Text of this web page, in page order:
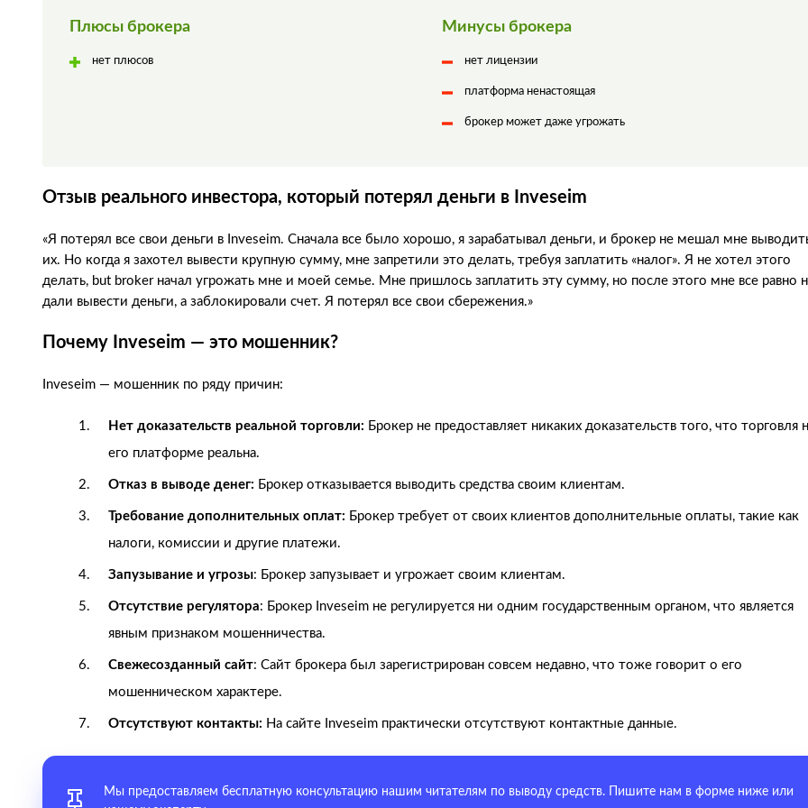
Плюсы брокера
нет плюсов
Минусы брокера
нет лицензии
платформа ненастоящая
брокер может даже угрожать
Отзыв реального инвестора, который потерял деньги в Inveseim
«Я потерял все свои деньги в Inveseim. Сначала все было хорошо, я зарабатывал деньги, и брокер не мешал мне
их. Но когда я захотел вывести крупную сумму, мне запретили это делать, требуя заплатить «налог». Я не хотел этого
делать, but broker начал угрожать мне и моей семье. Мне пришлось заплатить эту сумму, но после этого мне все равно
дали вывести деньги, а заблокировали счет. Я потерял все свои сбережения.»
Почему Inveseim — это мошенник?
Inveseim — мошенник по ряду причин:
Нет доказательств реальной торговли: Брокер не предоставляет никаких доказательств того, что торговля
его платформе реальна.
Отказ в выводе денег: Брокер отказывается выводить средства своим клиентам.
Требование дополнительных оплат: Брокер требует от своих клиентов дополнительные оплаты, такие как
налоги, комиссии и другие платежи.
Запузывание и угрозы: Брокер запузывает и угрожает своим клиентам.
Отсутствие регулятора: Брокер Inveseim не регулируется ни одним государственным органом, что является
явным признаком мошенничества.
Свежесозданный сайт: Сайт брокера был зарегистрирован совсем недавно, что тоже говорит о его
мошенническом характере.
Отсутствуют контакты: На сайте Inveseim практически отсутствуют контактные данные.
Мы предоставляем бесплатную консультацию нашим читателям по выводу средств. Пишите нам в форме ниже или